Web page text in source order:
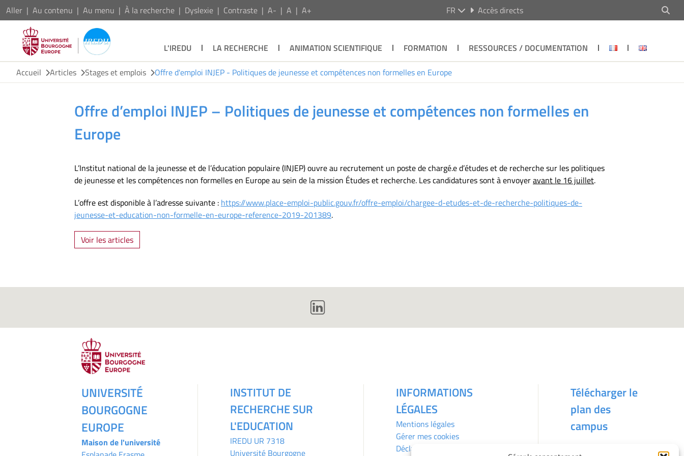
Aller Au contenu Au menu À la recherche Dyslexie Contraste A- A A+ FR Accès directs
L'IREDU LA RECHERCHE ANIMATION SCIENTIFIQUE FORMATION
RESSOURCES / DOCUMENTATION
Accueil
Articles Stages et emplois Offre d'emploi INJEP - Politiques de jeunesse et compétences non formelles en Europe
Offre d’emploi INJEP – Politiques de jeunesse et compétences non formelles en
Europe
L’Institut national de la jeunesse et de l’éducation populaire (INJEP) ouvre au recrutement un poste de chargé.e d’études et de recherche sur les politiques
de jeunesse et les compétences non formelles en Europe au sein de la mission Études et recherche. Les candidatures sont à envoyeravant le 16 juillet.
L’offre est disponible à l’adresse suivante : https://www.place-emploi-public.gouv.fr/offre-emploi/chargee-d-etudes-et-de-recherche-politiques-de-
jeunesse-et-education-non-formelle-en-europe-reference-2019-201389.
Voir les articles
UNIVERSITÉ
BOURGOGNE
EUROPE
Maison de l'université
INSTITUT DE
RECHERCHE SUR
L'EDUCATION
IREDU UR 7318
Université Bourgogne
INFORMATIONS
LÉGALES
Mentions légales
Gérer mes cookies
Déclaration de
Télécharger le
plan des
campus